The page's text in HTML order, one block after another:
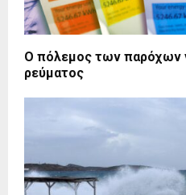
Ο πόλεμος των παρόχων
ρεύματος